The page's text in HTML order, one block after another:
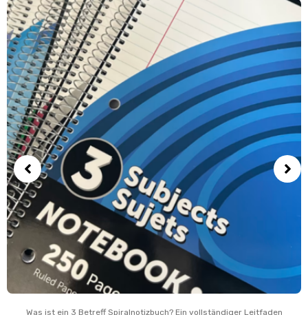
Was ist ein 3 Betreff Spiralnotizbuch? Ein vollständiger Leitfaden